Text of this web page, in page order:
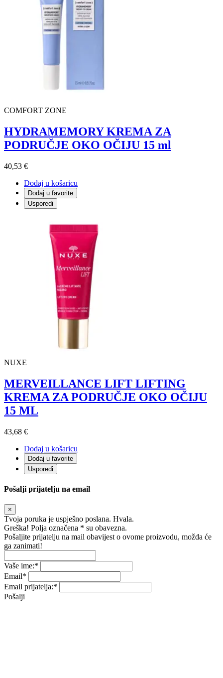
COMFORT ZONE
HYDRAMEMORY KREMA ZA
PODRUČJE OKO OČIJU 15 ml
40,53 €
Dodaj u košaricu
Dodaj u favorite
Usporedi
NUXE
MERVEILLANCE LIFT LIFTING
KREMA ZA PODRUČJE OKO OČIJU
15 ML
43,68 €
Dodaj u košaricu
Dodaj u favorite
Usporedi
Pošalji prijatelju na email
×
Tvoja poruka je uspješno poslana. Hvala.
Greška! Polja označena * su obavezna.
Pošaljite prijatelju na mail obavijest o ovome proizvodu, možda će
ga zanimati!
Vaše ime:*
Email*
Email prijatelja:*
Pošalji